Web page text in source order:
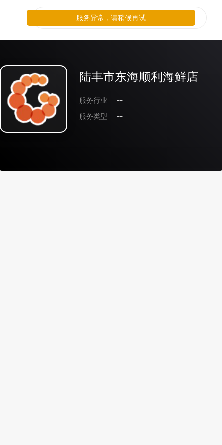
陆丰市东海顺利海鲜店
服务行业
--
服务类型
--
服务异常，请稍候再试